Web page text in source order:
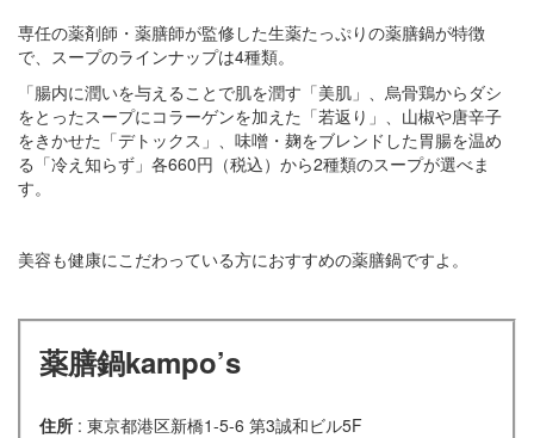
専任の薬剤師・薬膳師が監修した生薬たっぷりの薬膳鍋が特徴
で、スープのラインナップは4種類。
「腸内に潤いを与えることで肌を潤す「美肌」、烏骨鶏からダシ
をとったスープにコラーゲンを加えた「若返り」、山椒や唐辛子
をきかせた「デトックス」、味噌・麹をブレンドした胃腸を温め
る「冷え知らず」各660円（税込）から2種類のスープが選べま
す。
美容も健康にこだわっている方におすすめの薬膳鍋ですよ。
薬膳鍋kampo’s
住所 : 東京都港区新橋1-5-6 第3誠和ビル5F